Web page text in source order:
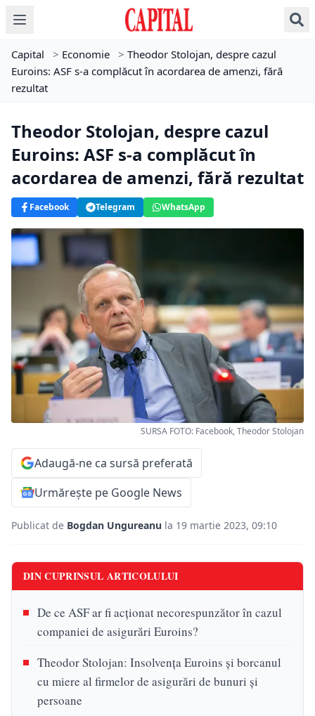
Capital > Economie > Theodor Stolojan, despre cazul
Euroins: ASF s-a complăcut în acordarea de amenzi, fără
rezultat
Theodor Stolojan, despre cazul
Euroins: ASF s-a complăcut în
acordarea de amenzi, fără rezultat
Facebook Telegram WhatsApp
SURSA FOTO: Facebook, Theodor Stolojan
Adaugă-ne ca sursă preferată
Urmărește pe Google News
Publicat de Bogdan Ungureanu la 19 martie 2023, 09:10
DIN CUPRINSUL ARTICOLULUI
De ce ASF ar fi acţionat necorespunzător în cazul
companiei de asigurări Euroins?
Theodor Stolojan: Insolvenţa Euroins şi borcanul
cu miere al firmelor de asigurări de bunuri şi
persoane